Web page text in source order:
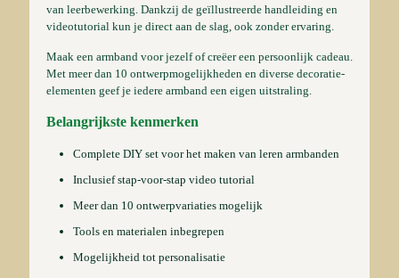
van leerbewerking. Dankzij de geïllustreerde handleiding en
videotutorial kun je direct aan de slag, ook zonder ervaring.
Maak een armband voor jezelf of creëer een persoonlijk cadeau.
Met meer dan 10 ontwerpmogelijkheden en diverse decoratie-
elementen geef je iedere armband een eigen uitstraling.
Belangrijkste kenmerken
Complete DIY set voor het maken van leren armbanden
Inclusief stap-voor-stap video tutorial
Meer dan 10 ontwerpvariaties mogelijk
Tools en materialen inbegrepen
Mogelijkheid tot personalisatie